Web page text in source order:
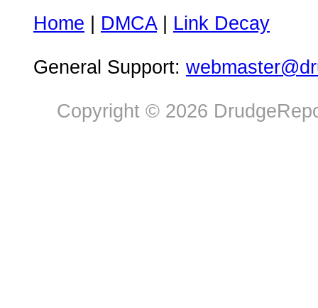
Home DMCA| Link Decay
General Support:
Copyright © 2026